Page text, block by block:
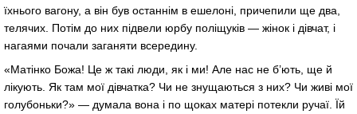
їхнього вагону, а він був останнім в ешелоні, причепили ще два,
телячих. Потім до них підвели юрбу поліщуків — жінок і дівчат, і
нагаями почали заганяти всередину.
«Матінко Божа! Це ж такі люди, як і ми! Але нас не б’ють, ще й
лікують. Як там мої дівчатка? Чи не знущаються з них? Чи живі мої
голубоньки?» — думала вона і по щоках матері потекли ручаї. Їй